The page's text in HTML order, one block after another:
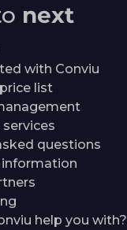
next
with Conviu
list
questions
help you with?